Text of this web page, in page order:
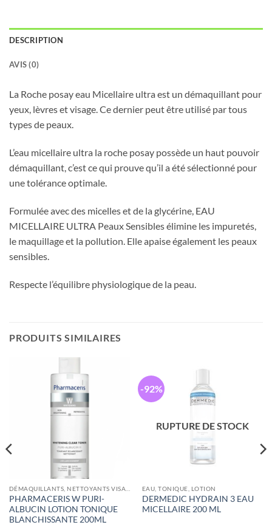
DESCRIPTION
AVIS (0)
La Roche posay eau Micellaire ultra est un démaquillant pour
yeux, lèvres et visage. Ce dernier peut être utilisé par tous
types de peaux.
L’eau micellaire ultra la roche posay possède un haut pouvoir
démaquillant, c’est ce qui prouve qu’il a été sélectionné pour
une tolérance optimale.
Formulée avec des micelles et de la glycérine, EAU
MICELLAIRE ULTRA Peaux Sensibles élimine les impuretés,
le maquillage et la pollution. Elle apaise également les peaux
sensibles.
Respecte l’équilibre physiologique de la peau.
PRODUITS SIMILAIRES
PHARMACERIS W PURI-
ALBUCIN LOTION TONIQUE
BLANCHISSANTE 200ML
-92%
RUPTURE DE STOCK
EAU, TONIQUE, LOTION
DERMEDIC HYDRAIN 3 EAU
MICELLAIRE 200 ML